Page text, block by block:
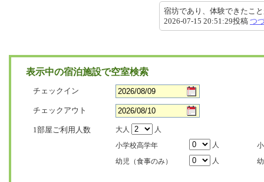
宿坊であり、体験できたこ
2026-07-15 20:51:29投稿 つ
表示中の宿泊施設で空室検索
チェックイン
チェックアウト
1部屋ご利用人数 大人
人
小学校高学年
人
幼児（食事のみ）
人